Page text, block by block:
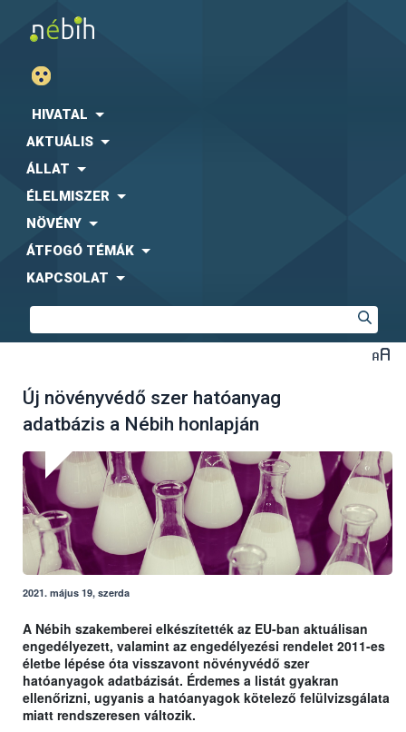
HIVATAL
AKTUÁLIS
ÁLLAT
ÉLELMISZER
NÖVÉNY
ÁTFOGÓ TÉMÁK
KAPCSOLAT
Új növényvédő szer hatóanyag
adatbázis a Nébih honlapján
2021. május 19, szerda
A Nébih szakemberei elkészítették az EU-ban aktuálisan
engedélyezett, valamint az engedélyezési rendelet 2011-es
életbe lépése óta visszavont növényvédő szer
hatóanyagok adatbázisát. Érdemes a listát gyakran
ellenőrizni, ugyanis a hatóanyagok kötelező felülvizsgálata
miatt rendszeresen változik.